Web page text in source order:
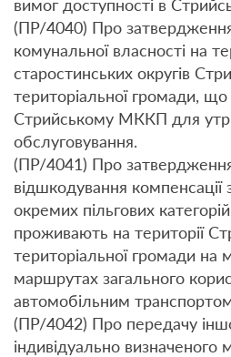
вимог доступності в
(ПР/4040) Про затвердження
комунальної власності на
старостинських округів
територіальної громади, що
Стрийському МККП для
обслуговування.
(ПР/4041) Про
відшкодування компенсації
окремих пільгових
проживають на території
територіальної громади на
маршрутах загального
автомобільним
(ПР/4042) Про передачу
індивідуально визначеного